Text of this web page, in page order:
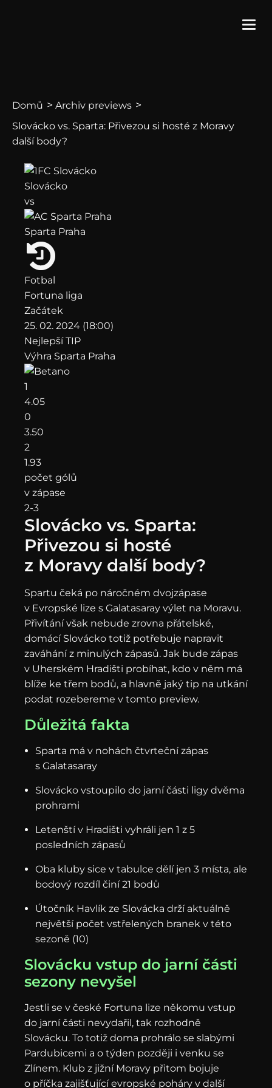
Domů > Archiv previews >
Slovácko vs. Sparta: Přivezou si hosté z Moravy
další body?
Slovácko
vs
Sparta Praha
Fotbal
Fortuna liga
Začátek
25. 02. 2024 (18:00)
Nejlepší TIP
Výhra Sparta Praha
1
4.05
0
3.50
2
1.93
počet gólů
v zápase
2-3
Slovácko vs. Sparta:
Přivezou si hosté
z Moravy další body?
Spartu čeká po náročném dvojzápase
v Evropské lize s Galatasaray výlet na Moravu.
Přivítání však nebude zrovna přátelské,
domácí Slovácko totiž potřebuje napravit
zaváhání z minulých zápasů. Jak bude zápas
v Uherském Hradišti probíhat, kdo v něm má
blíže ke třem bodů, a hlavně jaký tip na utkání
podat rozebereme v tomto preview.
Důležitá fakta
Sparta má v nohách čtvrteční zápas
s Galatasaray
Slovácko vstoupilo do jarní části ligy dvěma
prohrami
Letenští v Hradišti vyhráli jen 1 z 5
posledních zápasů
Oba kluby sice v tabulce dělí jen 3 místa, ale
bodový rozdíl činí 21 bodů
Útočník Havlík ze Slovácka drží aktuálně
největší počet vstřelených branek v této
sezoně (10)
Slovácku vstup do jarní části
sezony nevyšel
Jestli se v české Fortuna lize někomu vstup
do jarní části nevydařil, tak rozhodně
Slovácku. To totiž doma prohrálo se slabými
Pardubicemi a o týden později i venku se
Zlínem. Klub z jižní Moravy přitom bojuje
o příčka zajišťující evropské poháry v další